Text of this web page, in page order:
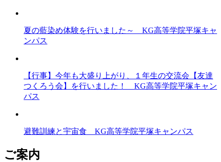
夏の藍染め体験を行いました～ KG高等学院平塚キャ
ンパス
【行事】今年も大盛り上がり、１年生の交流会【友達
つくろう会】を行いました！ KG高等学院平塚キャン
パス
避難訓練と宇宙食 KG高等学院平塚キャンパス
ご案内